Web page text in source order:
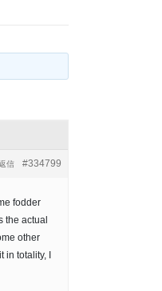
#334799
信
fodder
the actual
other
in totality, I